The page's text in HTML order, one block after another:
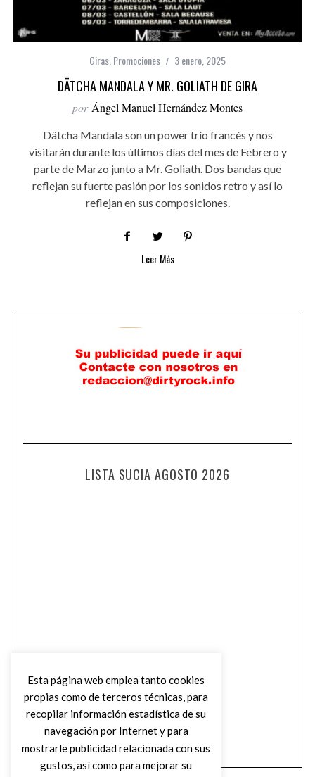
Giras Promociones 3 enero, 2025
DÄTCHA MANDALA Y MR. GOLIATH DE GIRA
por Ángel Manuel Hernández Montes
Dätcha Mandala son un power trío francés y nos
visitarán durante los últimos días del mes de Febrero y
parte de Marzo junto a Mr. Goliath. Dos bandas que
reflejan su fuerte pasión por los sonidos retro y así lo
reflejan en sus composiciones.
Leer Más
LISTA SUCIA AGOSTO 2026
Esta página web emplea tanto cookies
propias como de terceros técnicas, para
recopilar información estadística de su
navegación por Internet y para
mostrarle publicidad relacionada con sus
gustos, así como para mejorar su